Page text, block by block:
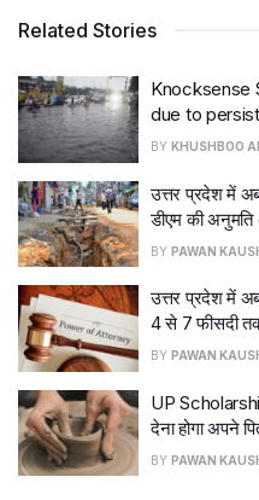
Related Stories
Knocksense
due to
BY KHUSHBOO
उत्तर प्रदेश में
डीएम की अनुमति
BY PAWAN
उत्तर प्रदेश में
4 से 7 फीसदी
BY PAWAN
UP Scholarship
देना होगा अपने
BY PAWAN